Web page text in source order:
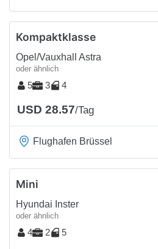
Kompaktklasse
Opel/Vauxhall Astra
oder ähnlich
5 3 4
USD 28.57/Tag
Flughafen Brüssel
Mini
Hyundai Inster
oder ähnlich
4 2 5